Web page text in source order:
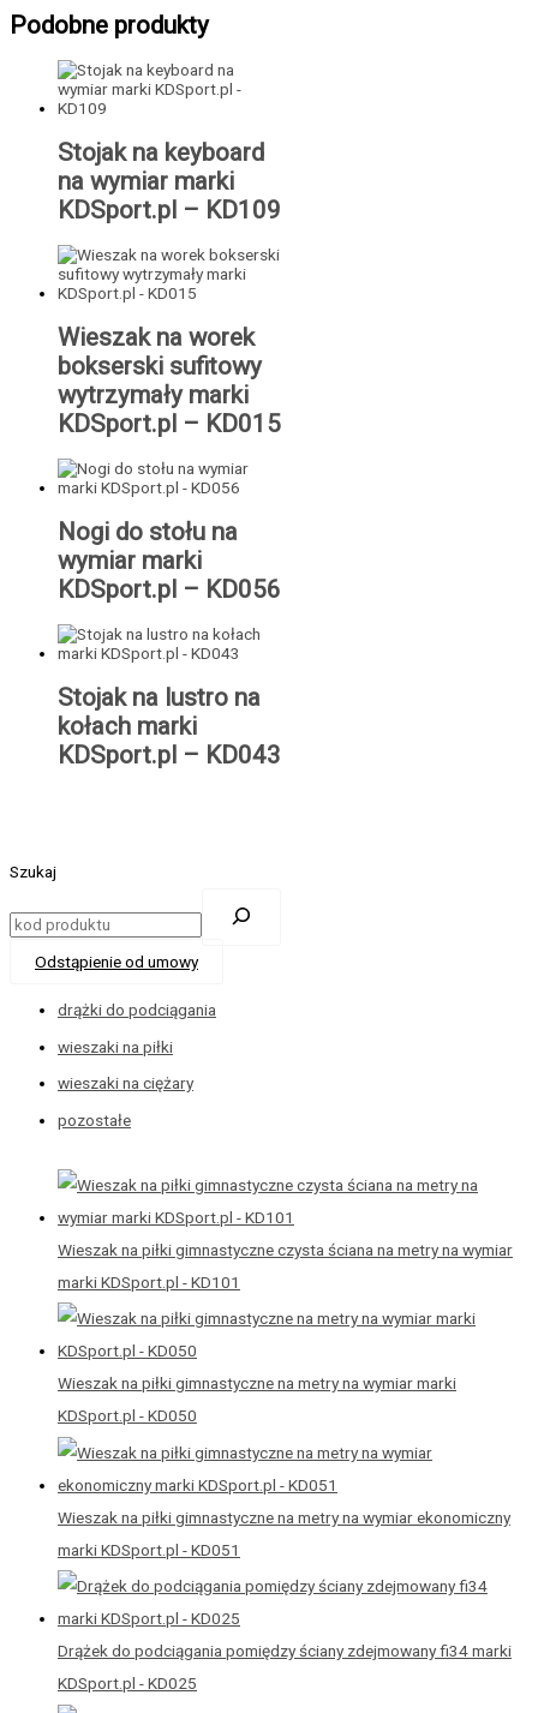
Szukaj
Odstąpienie od umowy
drążki do podciągania
wieszaki na piłki
wieszaki na ciężary
pozostałe
Wieszak na piłki gimnastyczne czysta ściana na metry na wymiar
marki KDSport.pl - KD101
Wieszak na piłki gimnastyczne na metry na wymiar marki
KDSport.pl - KD050
Wieszak na piłki gimnastyczne na metry na wymiar ekonomiczny
marki KDSport.pl - KD051
Drążek do podciągania pomiędzy ściany zdejmowany fi34 marki
KDSport.pl - KD025
Podobne produkty
Stojak na keyboard
na wymiar marki
KDSport.pl – KD109
Wieszak na worek
bokserski sufitowy
wytrzymały marki
KDSport.pl – KD015
Nogi do stołu na
wymiar marki
KDSport.pl – KD056
Stojak na lustro na
kołach marki
KDSport.pl – KD043